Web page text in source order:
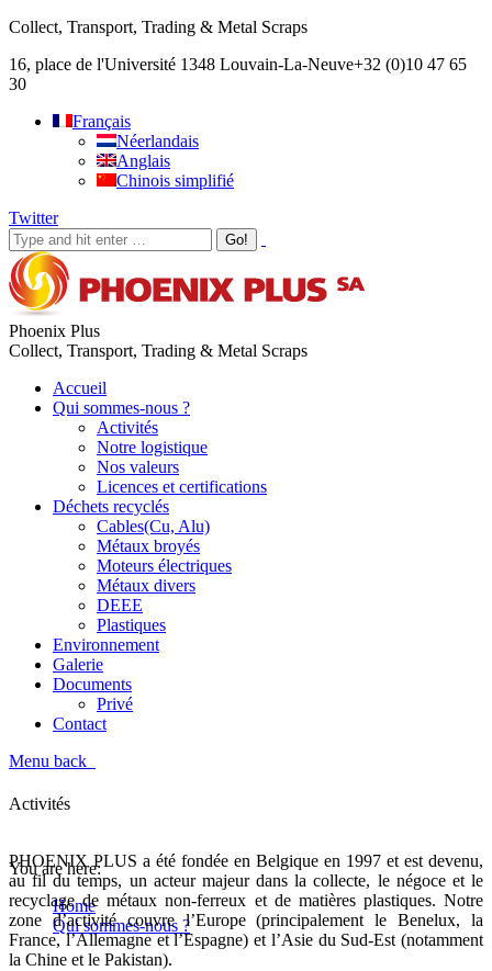
Collect, Transport, Trading & Metal Scraps
16, place de l'Université 1348 Louvain-La-Neuve+32 (0)10 47 65
30
Français
Néerlandais
Anglais
Chinois simplifié
Twitter
Phoenix Plus
Collect, Transport, Trading & Metal Scraps
Accueil
Qui sommes-nous ?
Activités
Notre logistique
Nos valeurs
Licences et certifications
Déchets recyclés
Cables(Cu, Alu)
Métaux broyés
Moteurs électriques
Métaux divers
DEEE
Plastiques
Environnement
Galerie
Documents
Privé
Contact
Menu back
Activités
You are here:
Home
Qui sommes-nous ?
Activités
Activités
PHOENIX PLUS a été fondée en Belgique en 1997 et est devenu,
au fil du temps, un acteur majeur dans la collecte, le négoce et le
recyclage de métaux non-ferreux et de matières plastiques. Notre
zone d’activité couvre l’Europe (principalement le Benelux, la
France, l’Allemagne et l’Espagne) et l’Asie du Sud-Est (notamment
la Chine et le Pakistan).